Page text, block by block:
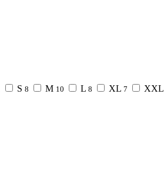
S 8 M 10 L 8 XL 7
XXL